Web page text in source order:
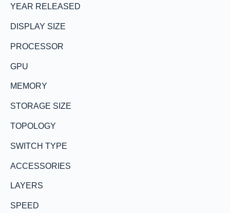
YEAR RELEASED
DISPLAY SIZE
PROCESSOR
GPU
MEMORY
STORAGE SIZE
TOPOLOGY
SWITCH TYPE
ACCESSORIES
LAYERS
SPEED